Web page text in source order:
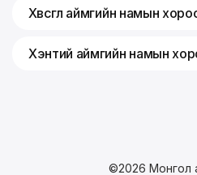
Хөвсгөл аймгийн намын
Хэнтий аймгийн намын
©2026 Монгол